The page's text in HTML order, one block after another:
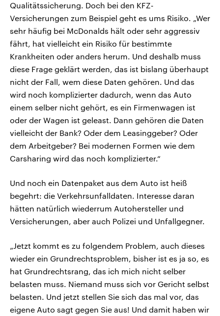
Qualitätssicherung. Doch bei den KFZ-
Versicherungen zum Beispiel geht es ums Risiko. „Wer
sehr häufig bei McDonalds hält oder sehr aggressiv
fährt, hat vielleicht ein Risiko für bestimmte
Krankheiten oder anders herum. Und deshalb muss
diese Frage geklärt werden, das ist bislang überhaupt
nicht der Fall, wem diese Daten gehören. Und das
wird noch komplizierter dadurch, wenn das Auto
einem selber nicht gehört, es ein Firmenwagen ist
oder der Wagen ist geleast. Dann gehören die Daten
vielleicht der Bank? Oder dem Leasinggeber? Oder
dem Arbeitgeber? Bei modernen Formen wie dem
Carsharing wird das noch komplizierter.“
Und noch ein Datenpaket aus dem Auto ist heiß
begehrt: die Verkehrsunfalldaten. Interesse daran
hätten natürlich wiederrum Autohersteller und
Versicherungen, aber auch Polizei und Unfallgegner.
„Jetzt kommt es zu folgendem Problem, auch dieses
wieder ein Grundrechtsproblem, bisher ist es ja so, es
hat Grundrechtsrang, das ich mich nicht selber
belasten muss. Niemand muss sich vor Gericht selbst
belasten. Und jetzt stellen Sie sich das mal vor, das
eigene Auto sagt gegen Sie aus! Und damit haben wir